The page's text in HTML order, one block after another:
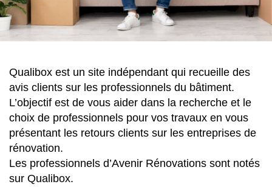
Qualibox est un site indépendant qui recueille des
avis clients sur les professionnels du bâtiment.
L’objectif est de vous aider dans la recherche et le
choix de professionnels pour vos travaux en vous
présentant les retours clients sur les entreprises de
rénovation.
Les professionnels d’Avenir Rénovations sont notés
sur Qualibox.